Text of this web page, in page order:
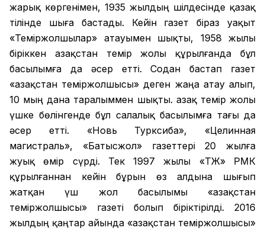
жарық көргенімен, 1935 жылдың шілдесінде қазақ
тілінде шыға бастады. Кейін газет біраз уақыт
«Теміржолшылар» атауымен шықты, 1958 жылы
біріккен Қазақстан темір жолы құрылғанда бұл
басылымға да әсер етті. Содан бастап газет
«Қазақстан теміржолшысы» деген жаңа атау алып,
10 мың дана таралыммен шықты. Қазақ темір жолы
үшке бөлінгенде бұл салалық басылымға тағы да
әсер етті. «Новь Турксиба», «Целинная
магистраль», «Батысжол» газеттері 20 жылға
жуық өмір сүрді. Тек 1997 жылы «ҚТЖ» РМК
құрылғаннан кейін бұрын өз алдына шығып
жатқан үш жол басылымы «Қазақстан
теміржолшысы» газеті болып біріктірілді. 2016
жылдың қаңтар айында «Қазақстан теміржолшысы»